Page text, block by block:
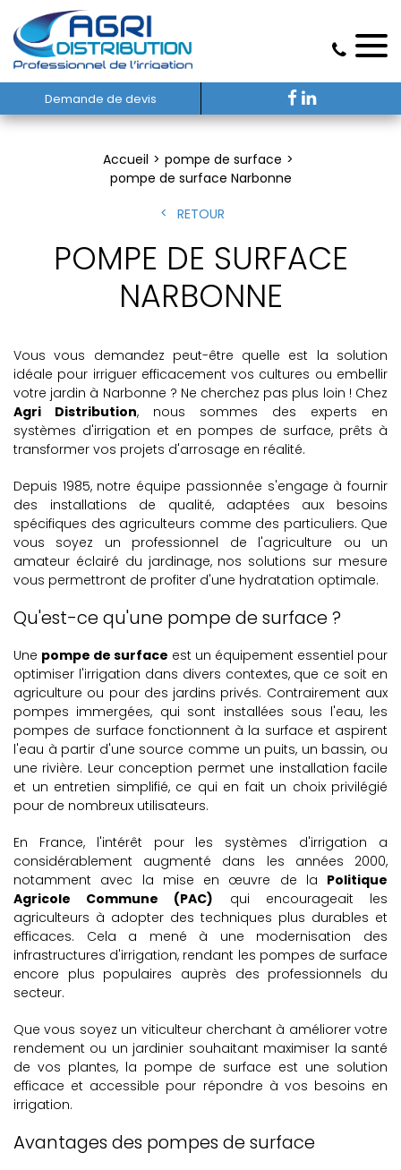
Demande de devis
Accueil
pompe de surface
pompe de surface Narbonne
RETOUR
POMPE DE SURFACE
NARBONNE
Vous vous demandez peut-être quelle est la solution
idéale pour irriguer efficacement vos cultures ou embellir
votre jardin à Narbonne ? Ne cherchez pas plus loin ! Chez
Agri Distribution, nous sommes des experts en
systèmes d'irrigation et en pompes de surface, prêts à
transformer vos projets d'arrosage en réalité.
Depuis 1985, notre équipe passionnée s'engage à fournir
des installations de qualité, adaptées aux besoins
spécifiques des agriculteurs comme des particuliers. Que
vous soyez un professionnel de l'agriculture ou un
amateur éclairé du jardinage, nos solutions sur mesure
vous permettront de profiter d'une hydratation optimale.
Qu'est-ce qu'une pompe de surface ?
Une pompe de surface est un équipement essentiel pour
optimiser l'irrigation dans divers contextes, que ce soit en
agriculture ou pour des jardins privés. Contrairement aux
pompes immergées, qui sont installées sous l'eau, les
pompes de surface fonctionnent à la surface et aspirent
l'eau à partir d'une source comme un puits, un bassin, ou
une rivière. Leur conception permet une installation facile
et un entretien simplifié, ce qui en fait un choix privilégié
pour de nombreux utilisateurs.
En France, l'intérêt pour les systèmes d'irrigation a
considérablement augmenté dans les années 2000,
notamment avec la mise en œuvre de la Politique
Agricole Commune (PAC) qui encourageait les
agriculteurs à adopter des techniques plus durables et
efficaces. Cela a mené à une modernisation des
infrastructures d'irrigation, rendant les pompes de surface
encore plus populaires auprès des professionnels du
secteur.
Que vous soyez un viticulteur cherchant à améliorer votre
rendement ou un jardinier souhaitant maximiser la santé
de vos plantes, la pompe de surface est une solution
efficace et accessible pour répondre à vos besoins en
irrigation.
Avantages des pompes de surface